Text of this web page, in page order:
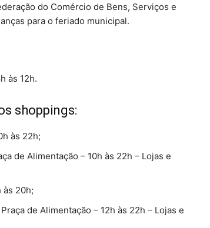
do Comércio de Bens, Serviços e
para o feriado municipal.
às 12h.
shoppings:
às 22h;
de Alimentação – 10h às 22h – Lojas e
às 20h;
de Alimentação – 12h às 22h – Lojas e